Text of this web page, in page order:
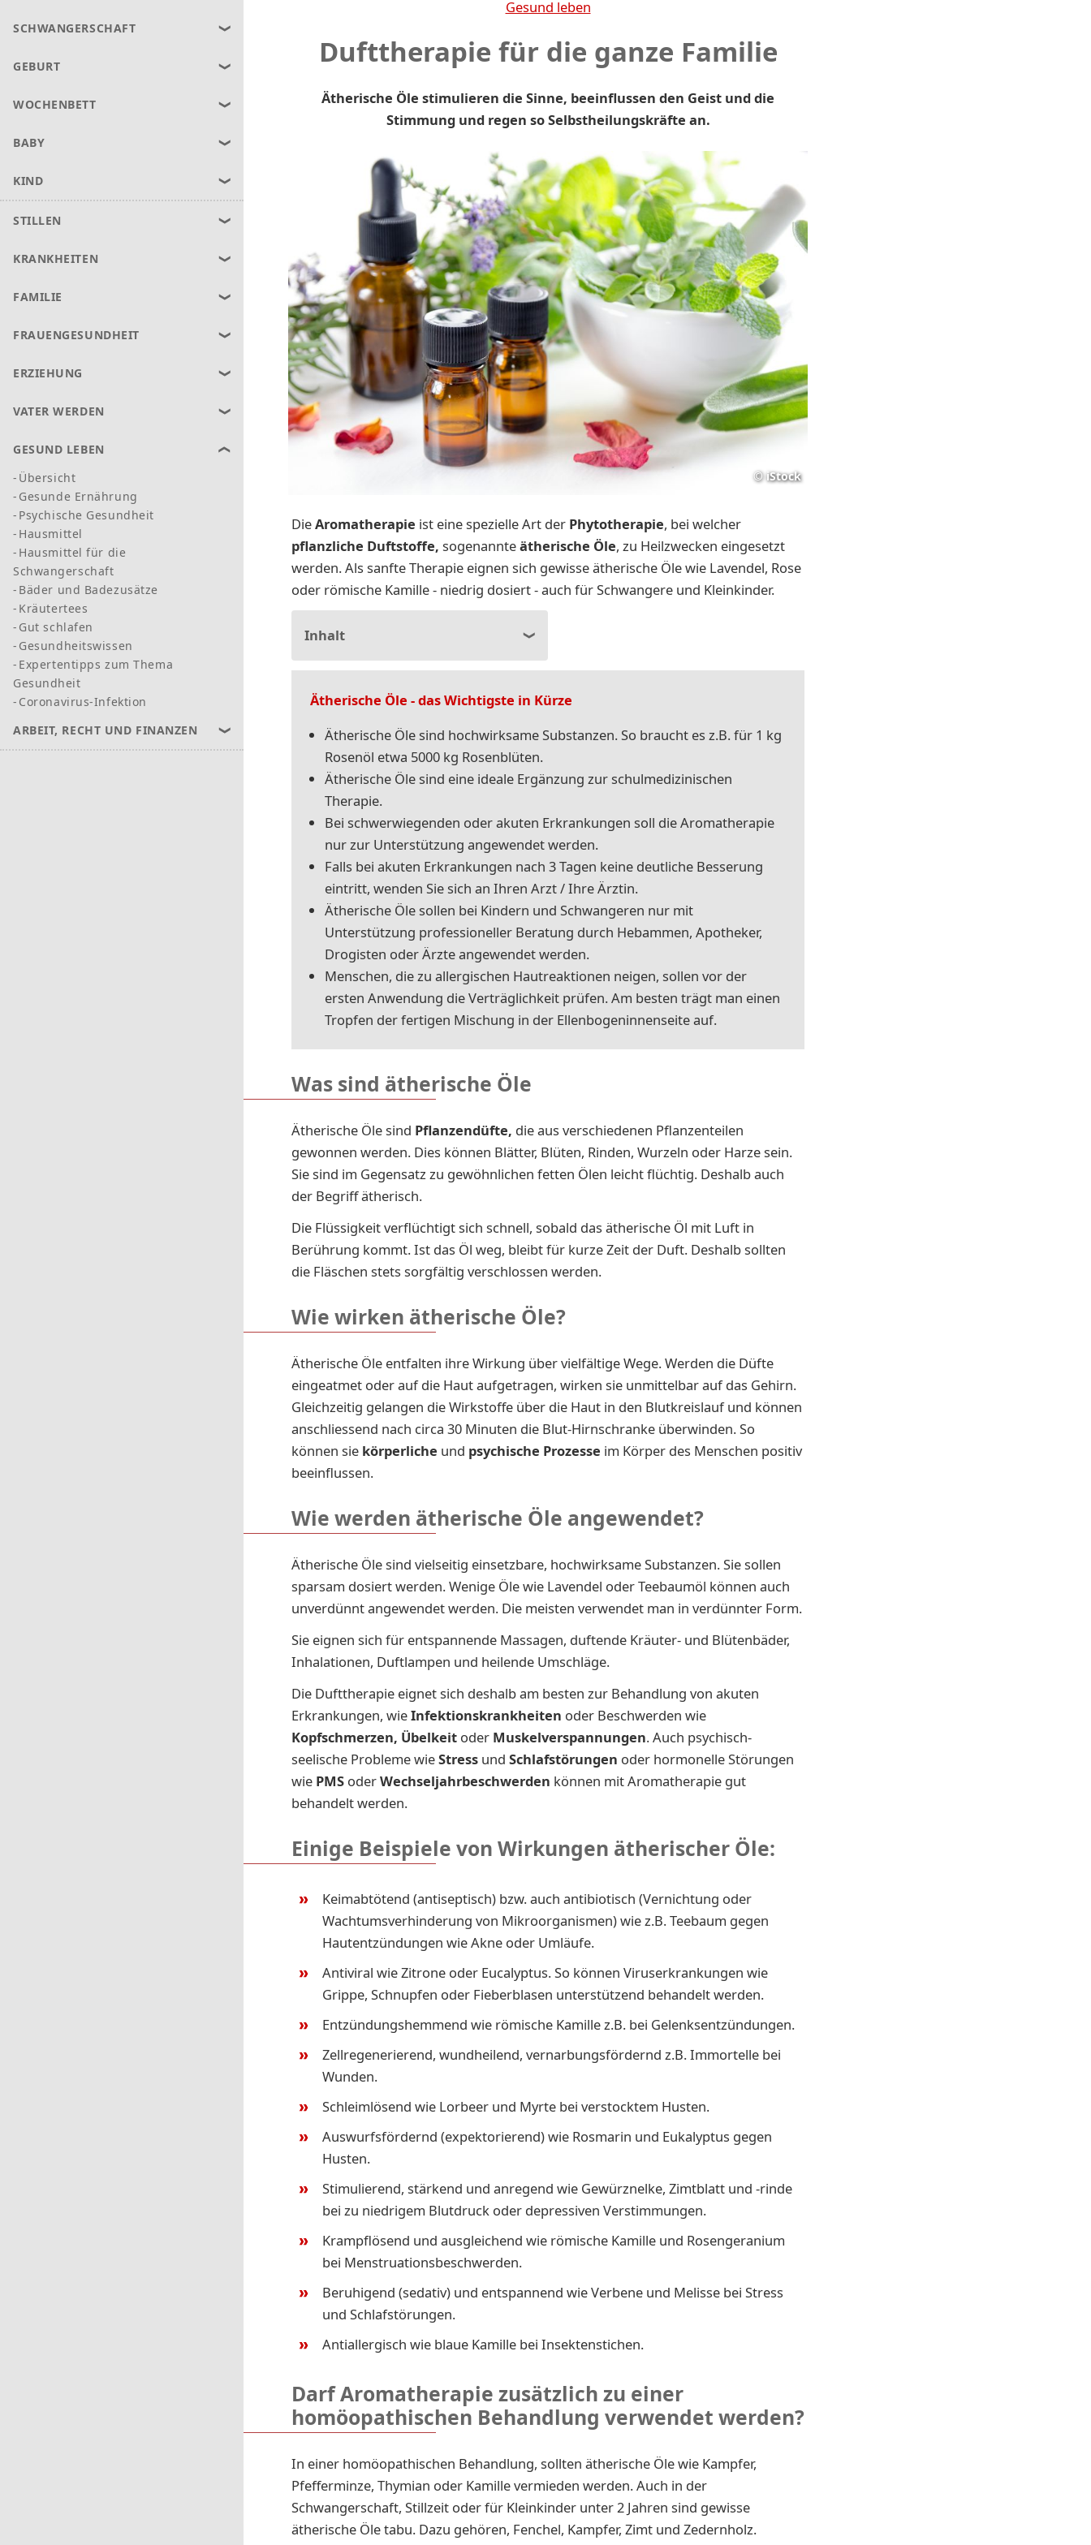
SCHWANGERSCHAFT
GEBURT
WOCHENBETT
BABY
KIND
STILLEN
KRANKHEITEN
FAMILIE
FRAUENGESUNDHEIT
ERZIEHUNG
VATER WERDEN
GESUND LEBEN
Übersicht
Gesunde Ernährung
Psychische Gesundheit
Hausmittel
Hausmittel für die
Schwangerschaft
Bäder und Badezusätze
Kräutertees
Gut schlafen
Gesundheitswissen
Expertentipps zum Thema
Gesundheit
Coronavirus-Infektion
ARBEIT, RECHT UND FINANZEN
Gesund leben
Dufttherapie für die ganze Familie
Ätherische Öle stimulieren die Sinne, beeinflussen den Geist und die
Stimmung und regen so Selbstheilungskräfte an.
© iStock
DieAromatherapie ist eine spezielle Art der Phytotherapie, bei welcher
pflanzliche Duftstoffe, sogenannteätherische Öle, zu Heilzwecken eingesetzt
werden. Als sanfte Therapie eignen sich gewisse ätherische Öle wie Lavendel, Rose
oder römische Kamille - niedrig dosiert - auch für Schwangere und Kleinkinder.
Inhalt
Ätherische Öle - das Wichtigste in Kürze
Ätherische Öle sind hochwirksame Substanzen. So braucht es z.B. für 1 kg
Rosenöl etwa 5000 kg Rosenblüten.
Ätherische Öle sind eine ideale Ergänzung zur schulmedizinischen
Therapie.
Bei schwerwiegenden oder akuten Erkrankungen soll die Aromatherapie
nur zur Unterstützung angewendet werden.
Falls bei akuten Erkrankungen nach 3 Tagen keine deutliche Besserung
eintritt, wenden Sie sich an Ihren Arzt / Ihre Ärztin.
Ätherische Öle sollen bei Kindern und Schwangeren nur mit
Unterstützung professioneller Beratung durch Hebammen, Apotheker,
Drogisten oder Ärzte angewendet werden.
Menschen, die zu allergischen Hautreaktionen neigen, sollen vor der
ersten Anwendung die Verträglichkeit prüfen. Am besten trägt man einen
Tropfen der fertigen Mischung in der Ellenbogeninnenseite auf.
Was sind ätherische Öle
Ätherische Öle sind Pflanzendüfte, die aus verschiedenen Pflanzenteilen
gewonnen werden. Dies können Blätter, Blüten, Rinden, Wurzeln oder Harze sein.
Sie sind im Gegensatz zu gewöhnlichen fetten Ölen leicht flüchtig. Deshalb auch
der Begriff ätherisch.
Die Flüssigkeit verflüchtigt sich schnell, sobald das ätherische Öl mit Luft in
Berührung kommt. Ist das Öl weg, bleibt für kurze Zeit der Duft. Deshalb sollten
die Fläschen stets sorgfältig verschlossen werden.
Wie wirken ätherische Öle?
Ätherische Öle entfalten ihre Wirkung über vielfältige Wege. Werden die Düfte
eingeatmet oder auf die Haut aufgetragen, wirken sie unmittelbar auf das Gehirn.
Gleichzeitig gelangen die Wirkstoffe über die Haut in den Blutkreislauf und können
anschliessend nach circa 30 Minuten die Blut-Hirnschranke überwinden. So
können sie körperliche und psychische Prozesse im Körper des Menschen positiv
beeinflussen.
Wie werden ätherische Öle angewendet?
Ätherische Öle sind vielseitig einsetzbare, hochwirksame Substanzen. Sie sollen
sparsam dosiert werden. Wenige Öle wie Lavendel oder Teebaumöl können auch
unverdünnt angewendet werden. Die meisten verwendet man in verdünnter Form.
Sie eignen sich für entspannende Massagen, duftende Kräuter- und Blütenbäder,
Inhalationen, Duftlampen und heilende Umschläge.
Die Dufttherapie eignet sich deshalb am besten zur Behandlung von akuten
Erkrankungen, wieInfektionskrankheiten oder Beschwerden wie
Kopfschmerzen, Übelkeit oder Muskelverspannungen. Auch psychisch-
seelische Probleme wieStress und Schlafstörungen oder hormonelle Störungen
wie PMS oderWechseljahrbeschwerden können mit Aromatherapie gut
behandelt werden.
Einige Beispiele von Wirkungen ätherischer Öle:
Keimabtötend (antiseptisch) bzw. auch antibiotisch (Vernichtung oder
Wachtumsverhinderung von Mikroorganismen) wie z.B. Teebaum gegen
Hautentzündungen wie Akne oder Umläufe.
Antiviral wie Zitrone oder Eucalyptus. So können Viruserkrankungen wie
Grippe, Schnupfen oder Fieberblasen unterstützend behandelt werden.
Entzündungshemmend wie römische Kamille z.B. bei Gelenksentzündungen.
Zellregenerierend, wundheilend, vernarbungsfördernd z.B. Immortelle bei
Wunden.
Schleimlösend wie Lorbeer und Myrte bei verstocktem Husten.
Auswurfsfördernd (expektorierend) wie Rosmarin und Eukalyptus gegen
Husten.
Stimulierend, stärkend und anregend wie Gewürznelke, Zimtblatt und -rinde
bei zu niedrigem Blutdruck oder depressiven Verstimmungen.
Krampflösend und ausgleichend wie römische Kamille und Rosengeranium
bei Menstruationsbeschwerden.
Beruhigend (sedativ) und entspannend wie Verbene und Melisse bei Stress
und Schlafstörungen.
Antiallergisch wie blaue Kamille bei Insektenstichen.
Darf Aromatherapie zusätzlich zu einer
homöopathischen Behandlung verwendet werden?
In einer homöopathischen Behandlung, sollten ätherische Öle wie Kampfer,
Pfefferminze, Thymian oder Kamille vermieden werden. Auch in der
Schwangerschaft, Stillzeit oder für Kleinkinder unter 2 Jahren sind gewisse
ätherische Öle tabu. Dazu gehören, Fenchel, Kampfer, Zimt und Zedernholz.